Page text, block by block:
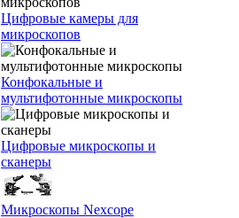
Цифровые камеры для
микроскопов
Конфокальные и
мультифотонные микроскопы
Цифровые микроскопы и
сканеры
Микроскопы Nexcope